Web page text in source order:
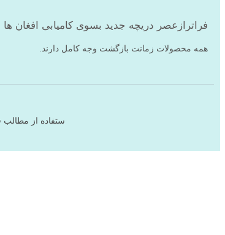
فراترازعصر دریچه جدید بسوی کامیابی افغان ها
همه محصولات زمانت بازگشت وجه کامل دارند.
ستفاده از مطالب